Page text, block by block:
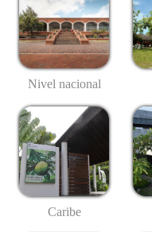
Nivel nacional
Caribe